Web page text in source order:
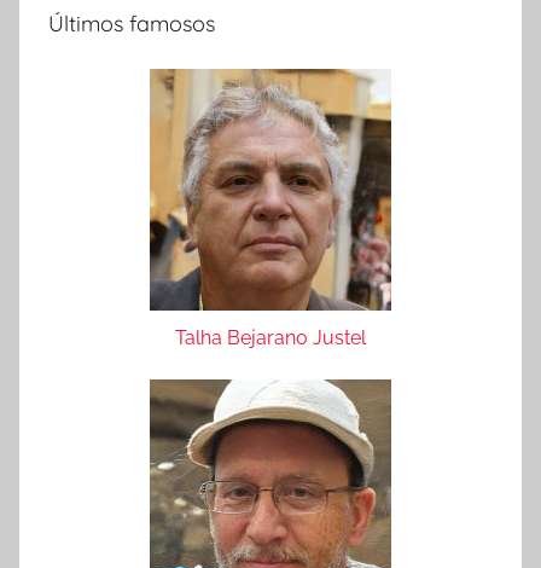
Últimos famosos
Talha Bejarano Justel